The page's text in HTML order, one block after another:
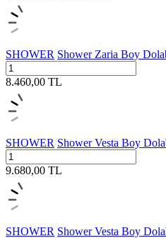
SHOWER Shower Zaria Boy
8.460,00 TL
SHOWER Shower Vesta Boy
9.680,00 TL
SHOWER Shower Vesta Boy